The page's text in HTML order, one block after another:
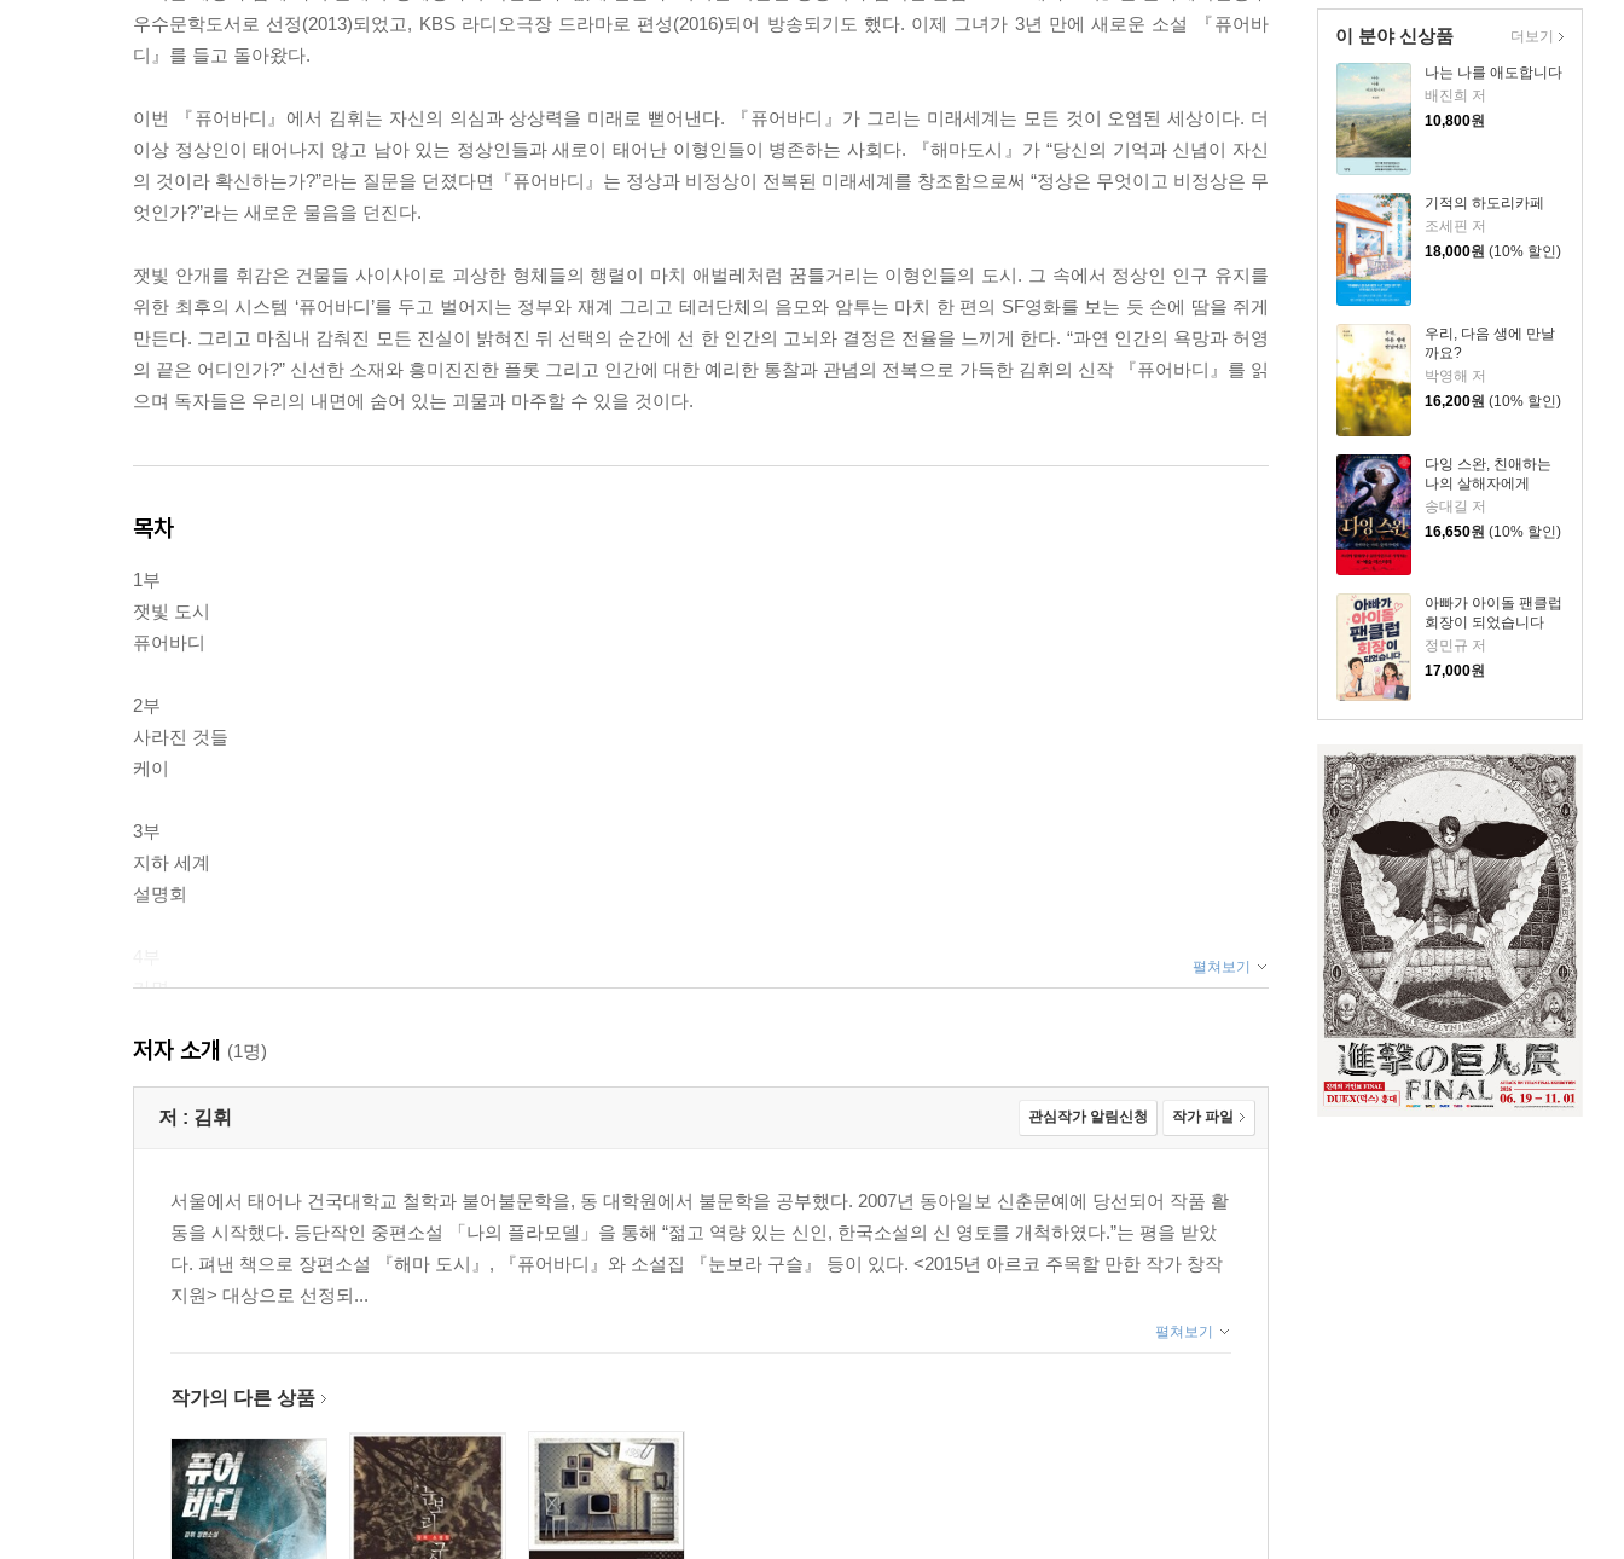
이 분야 신상품
나는 나를 애도합니다
배진희 저
10,800원
기적의 하도리카페
조세핀 저
18,000원 (10% 할인)
우리, 다음 생에 만날
까요?
박영해 저
16,200원 (10% 할인)
다잉 스완, 친애하는
나의 살해자에게
송대길 저
16,650원 (10% 할인)
아빠가 아이돌 팬클럽
회장이 되었습니다
정민규 저
17,000원
더보기
우수문학도서로 선정(2013)되었고, KBS 라디오극장 드라마로 편성(2016)되어 방송되기도 했다. 이제 그녀가 3년 만에 새로운 소설 『퓨어바
디』를 들고 돌아왔다.
이번 『퓨어바디』에서 김휘는 자신의 의심과 상상력을 미래로 뻗어낸다. 『퓨어바디』가 그리는 미래세계는 모든 것이 오염된 세상이다. 더
이상 정상인이 태어나지 않고 남아 있는 정상인들과 새로이 태어난 이형인들이 병존하는 사회다. 『해마도시』가 “당신의 기억과 신념이 자신
의 것이라 확신하는가?”라는 질문을 던졌다면『퓨어바디』는 정상과 비정상이 전복된 미래세계를 창조함으로써 “정상은 무엇이고 비정상은 무
엇인가?”라는 새로운 물음을 던진다.
잿빛 안개를 휘감은 건물들 사이사이로 괴상한 형체들의 행렬이 마치 애벌레처럼 꿈틀거리는 이형인들의 도시. 그 속에서 정상인 인구 유지를
위한 최후의 시스템 ‘퓨어바디’를 두고 벌어지는 정부와 재계 그리고 테러단체의 음모와 암투는 마치 한 편의 SF영화를 보는 듯 손에 땀을 쥐게
만든다. 그리고 마침내 감춰진 모든 진실이 밝혀진 뒤 선택의 순간에 선 한 인간의 고뇌와 결정은 전율을 느끼게 한다. “과연 인간의 욕망과 허영
의 끝은 어디인가?” 신선한 소재와 흥미진진한 플롯 그리고 인간에 대한 예리한 통찰과 관념의 전복으로 가득한 김휘의 신작 『퓨어바디』를 읽
으며 독자들은 우리의 내면에 숨어 있는 괴물과 마주할 수 있을 것이다.
목차
1부
잿빛 도시
퓨어바디
2부
사라진 것들
케이
3부
지하 세계
설명회
가면
에필로그
펼쳐보기
저자 소개 (1명)
저 : 김휘 관심작가 알림신청 작가 파일
서울에서 태어나 건국대학교 철학과 불어불문학을, 동 대학원에서 불문학을 공부했다. 2007년 동아일보 신춘문예에 당선되어 작품 활
동을 시작했다. 등단작인 중편소설 「나의 플라모델」을 통해 “젊고 역량 있는 신인, 한국소설의 신 영토를 개척하였다.”는 평을 받았
다. 펴낸 책으로 장편소설 『해마 도시』, 『퓨어바디』와 소설집 『눈보라 구슬』 등이 있다. <2015년 아르코 주목할 만한 작가 창작
지원> 대상으로 선정되...
펼쳐보기
작가의 다른 상품